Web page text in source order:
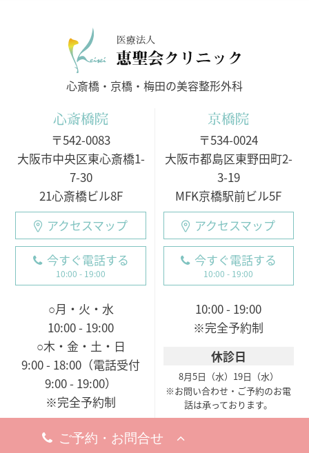
医療法人
心斎橋・京橋・梅田の美容整形外科
心斎橋院
〒542-0083
大阪市中央区東心斎橋1-
7-30
21心斎橋ビル8F
アクセスマップ
今すぐ電話する
10:00 - 19:00
○月・火・水
10:00 - 19:00
○木・金・土・日
9:00 - 18:00（電話受付
9:00 - 19:00）
※完全予約制
休診日
京橋院
〒534-0024
大阪市都島区東野田町2-
3-19
MFK京橋駅前ビル5F
アクセスマップ
今すぐ電話する
10:00 - 19:00
10:00 - 19:00
※完全予約制
休診日
8月5日（水） 19日（水）
※お問い合わせ・ご予約のお電
話は承っております。